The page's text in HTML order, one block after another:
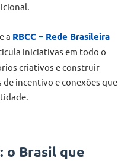
a RBCC – Rede Brasileira
iniciativas em todo o
criativos e construir
incentivo e conexões que
o Brasil que